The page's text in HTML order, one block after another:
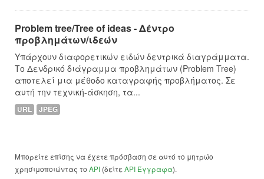
Problem tree/Tree of ideas - Δέντρο
προβλημάτων/ιδεών
Υπάρχουν διαφορετικών ειδών δεντρικά διαγράμματα.
Το Δενδρικό διάγραμμα προβλημάτων (Problem Tree)
αποτελεί μια μέθοδο καταγραφής προβλήματος. Σε
αυτή την τεχνική-άσκηση, τα...
URL JPEG
Μπορείτε επίσης να έχετε πρόσβαση σε αυτό το μητρώο
χρησιμοποιώντας το API (δείτε API Έγγραφα).